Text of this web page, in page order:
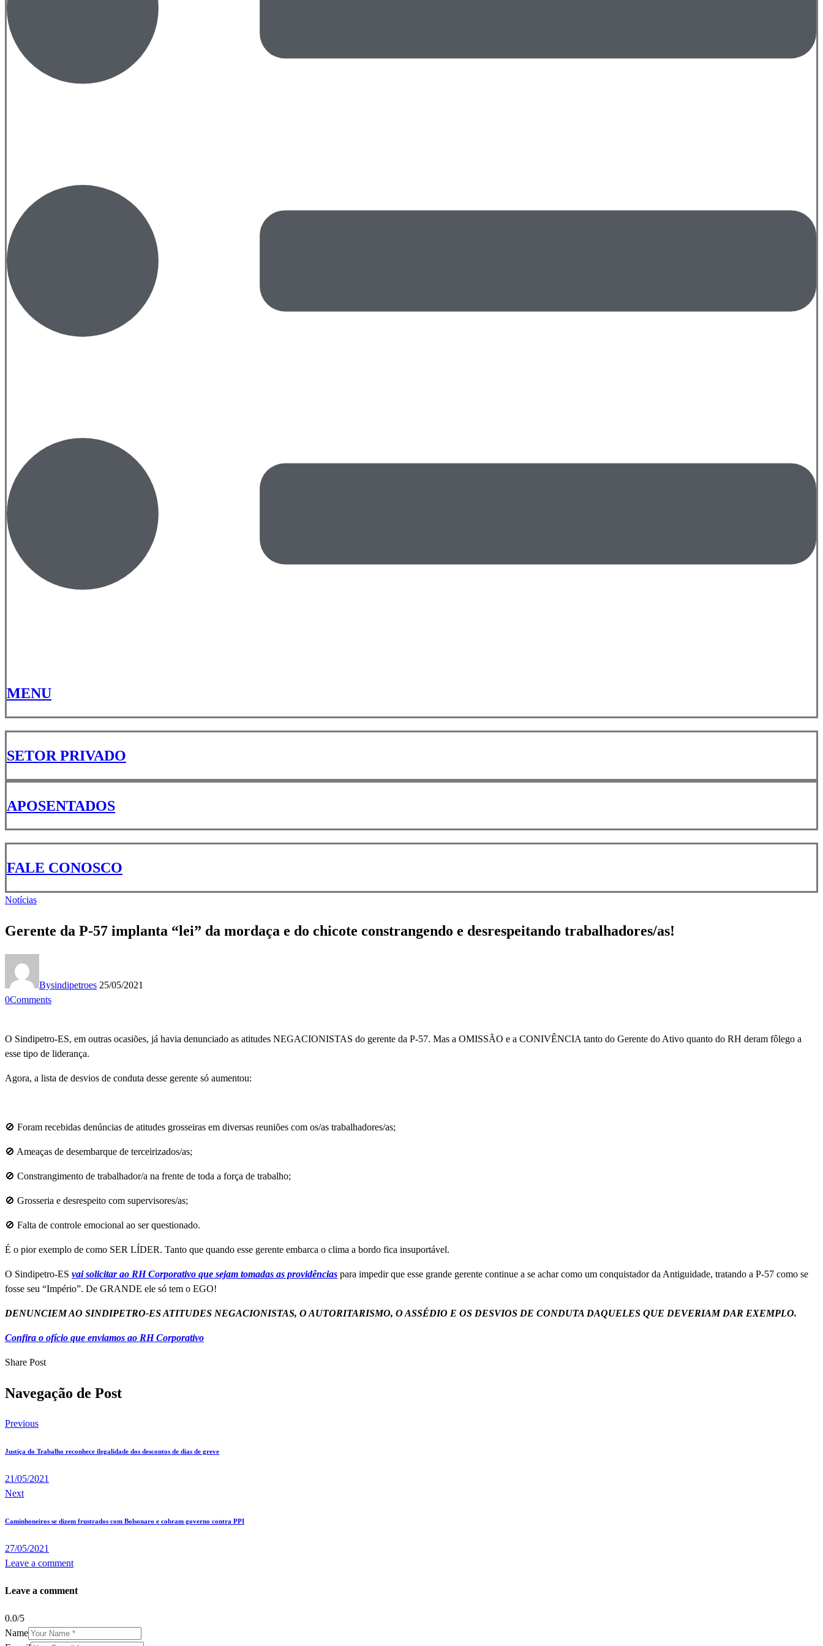
MENU
SETOR PRIVADO
APOSENTADOS
FALE CONOSCO
Notícias
Gerente da P-57 implanta “lei” da mordaça e do chicote constrangendo e desrespeitando trabalhadores/as!
Bysindipetroes 25/05/2021
0Comments
O Sindipetro-ES, em outras ocasiões, já havia denunciado as atitudes NEGACIONISTAS do gerente da P-57. Mas a OMISSÃO e a CONIVÊNCIA tanto do Gerente do Ativo quanto do RH deram fôlego a
esse tipo de liderança.
Agora, a lista de desvios de conduta desse gerente só aumentou:
🚫 Foram recebidas denúncias de atitudes grosseiras em diversas reuniões com os/as trabalhadores/as;
🚫 Ameaças de desembarque de terceirizados/as;
🚫 Constrangimento de trabalhador/a na frente de toda a força de trabalho;
🚫 Grosseria e desrespeito com supervisores/as;
🚫 Falta de controle emocional ao ser questionado.
É o pior exemplo de como SER LÍDER. Tanto que quando esse gerente embarca o clima a bordo fica insuportável.
O Sindipetro-ES vai solicitar ao RH Corporativo que sejam tomadas as providências para impedir que esse grande gerente continue a se achar como um conquistador da Antiguidade, tratando a P-57 como se
fosse seu “Império”. De GRANDE ele só tem o EGO!
DENUNCIEM AO SINDIPETRO-ES ATITUDES NEGACIONISTAS, O AUTORITARISMO, O ASSÉDIO E OS DESVIOS DE CONDUTA DAQUELES QUE DEVERIAM DAR EXEMPLO.
Confira o ofício que enviamos ao RH Corporativo
Share Post
Navegação de Post
Previous
Justiça do Trabalho reconhece ilegalidade dos descontos de dias de greve
21/05/2021
Next
Caminhoneiros se dizem frustrados com Bolsonaro e cobram governo contra PPI
27/05/2021
Leave a comment
Leave a comment
0.0/5
Name